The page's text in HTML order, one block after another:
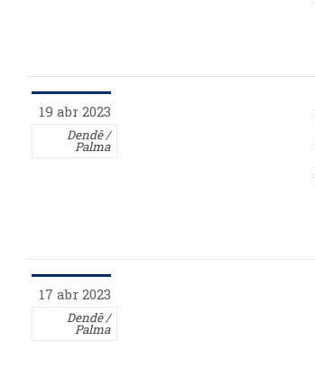
19 abr 2023
Dendê /
Palma
17 abr 2023
Dendê /
Palma